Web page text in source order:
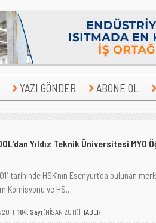
YAZI GÖNDER ABONE OL
Yıldız Teknik Üniversitesi MYO
tarihinde HSK’nın Esenyurt’da bulunan
Komisyonu ve HS..
2011 |184. Sayı (NİSAN 2011) | HABER